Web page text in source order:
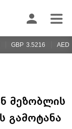
GBP 3.5216 AED
მეზობლის
გამოტანა